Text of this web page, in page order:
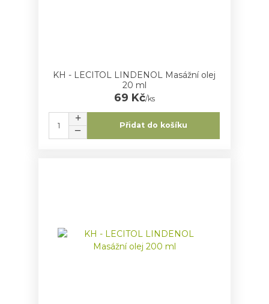
KH - LECITOL LINDENOL Masážní olej
20 ml
69 Kč/ks
Přidat do košíku